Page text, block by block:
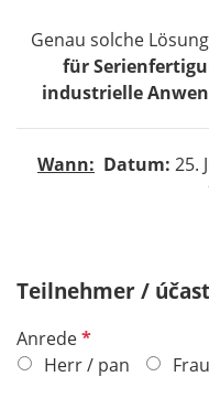
Genau solche
für
industrielle
Wann: Datum: 25.
Teilnehmer /
AnredeR
e
Herr / pan